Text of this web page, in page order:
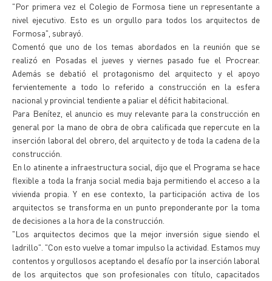
"Por primera vez el Colegio de Formosa tiene un representante a
nivel ejecutivo. Esto es un orgullo para todos los arquitectos de
Formosa", subrayó.
Comentó que uno de los temas abordados en la reunión que se
realizó en Posadas el jueves y viernes pasado fue el Procrear.
Además se debatió el protagonismo del arquitecto y el apoyo
fervientemente a todo lo referido a construcción en la esfera
nacional y provincial tendiente a paliar el déficit habitacional.
Para Benítez, el anuncio es muy relevante para la construcción en
general por la mano de obra de obra calificada que repercute en la
inserción laboral del obrero, del arquitecto y de toda la cadena de la
construcción.
En lo atinente a infraestructura social, dijo que el Programa se hace
flexible a toda la franja social media baja permitiendo el acceso a la
vivienda propia. Y en ese contexto, la participación activa de los
arquitectos se transforma en un punto preponderante por la toma
de decisiones a la hora de la construcción.
"Los arquitectos decimos que la mejor inversión sigue siendo el
ladrillo". "Con esto vuelve a tomar impulso la actividad. Estamos muy
contentos y orgullosos aceptando el desafío por la inserción laboral
de los arquitectos que son profesionales con título, capacitados